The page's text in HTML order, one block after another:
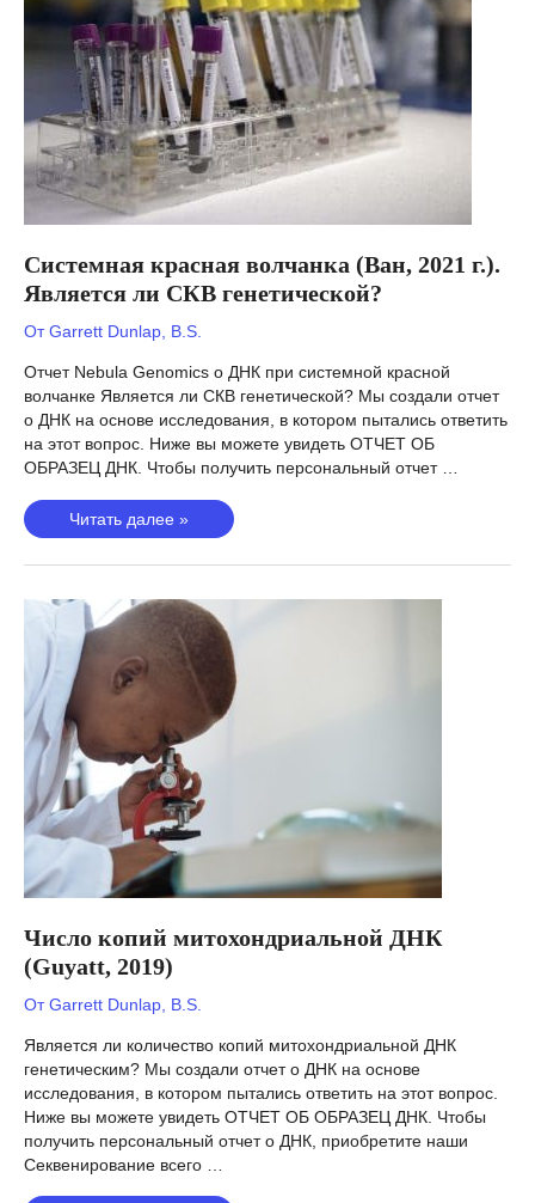
систематизация
поведения
генетической?
Системная красная волчанка (Ван, 2021 г.).
Является ли СКВ генетической?
ОтGarrett Dunlap, B.S.
Отчет Nebula Genomics о ДНК при системной красной
волчанке Является ли СКВ генетической? Мы создали отчет
о ДНК на основе исследования, в котором пытались ответить
на этот вопрос. Ниже вы можете увидеть ОТЧЕТ ОБ
ОБРАЗЕЦ ДНК. Чтобы получить персональный отчет …
Системная
красная
волчанка
2021
г.).
Является
ли
СКВ
генетической?
Читать далее »
Число копий митохондриальной ДНК
(Guyatt, 2019)
ОтGarrett Dunlap, B.S.
Является ли количество копий митохондриальной ДНК
генетическим? Мы создали отчет о ДНК на основе
исследования, в котором пытались ответить на этот вопрос.
Ниже вы можете увидеть ОТЧЕТ ОБ ОБРАЗЕЦ ДНК. Чтобы
получить персональный отчет о ДНК, приобретите наши
Секвенирование всего …